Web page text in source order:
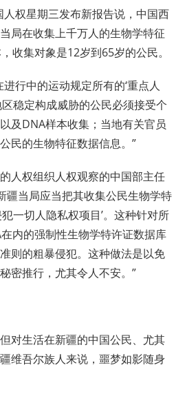
人权星期三发布新报告说，中国西
局在收集上千万人的生物学特征
收集对象是12岁到65岁的公民。
行中的运动规定所有的‘重点人
区稳定构成威胁的公民必须接受个
及DNA样本收集；当地有关官员
民的生物特征数据信息。”
人权组织人权观察的中国部主任
疆当局应当把其收集公民生物学特
一切人隐私权项目’。这种针对所
内的强制性生物学特许证数据库
则的粗暴侵犯。这种做法是以免
密推行，尤其令人不安。”
对生活在新疆的中国公民、尤其
维吾尔族人来说，噩梦如影随身